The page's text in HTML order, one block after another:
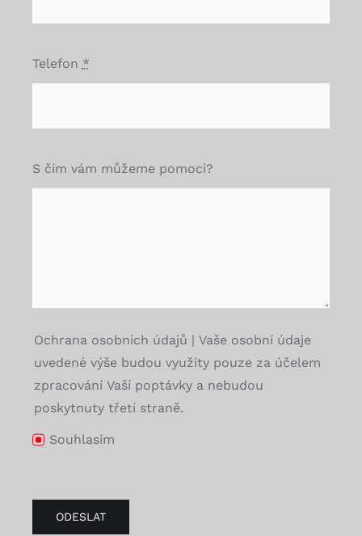
Telefon *
S čím vám můžeme pomoci?
Ochrana osobních údajů | Vaše osobní údaje
uvedené výše budou využity pouze za účelem
zpracování Vaší poptávky a nebudou
poskytnuty třetí straně.
Souhlasím
ODESLAT